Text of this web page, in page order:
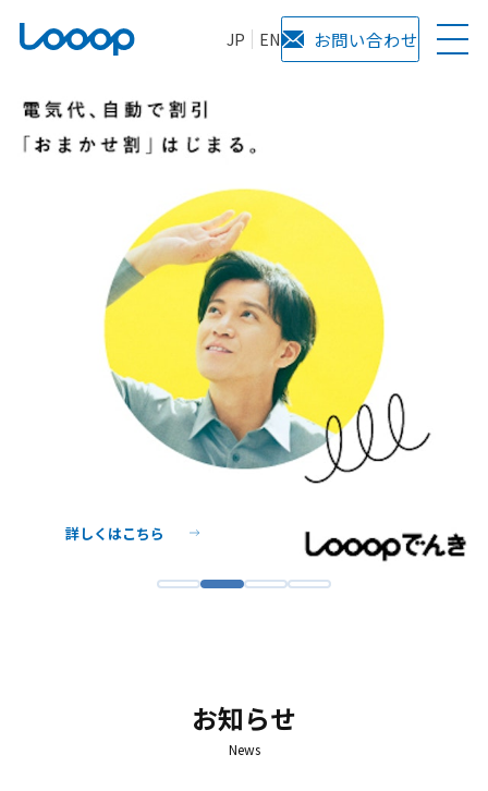
ｐ
JP EN お問い合わせ
詳しくはこちら
詳しくはこちら
詳しくはこちら
お知らせ
News